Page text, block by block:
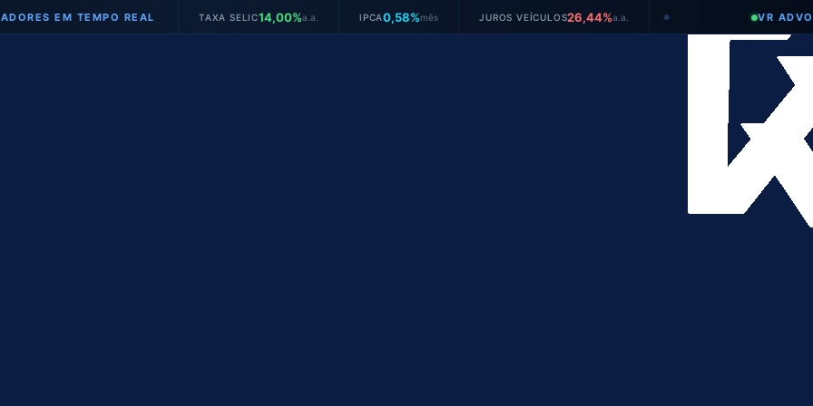
EM TEMPO REAL TAXA SELIC14,00%a.a. IPCA 0,58%mês JUROS VEÍCULOS26,44%a.a. ● VR ADVOGADOS